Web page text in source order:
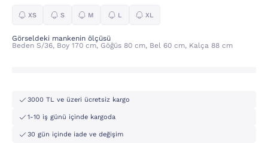
XS S M L XL
Görseldeki mankenin ölçüsü
Beden S/36, Boy 170 cm, Göğüs 80 cm, Bel 60 cm, Kalça 88 cm
3000 TL ve üzeri ücretsiz kargo
1-10 iş günü içinde kargoda
30 gün içinde iade ve değişim